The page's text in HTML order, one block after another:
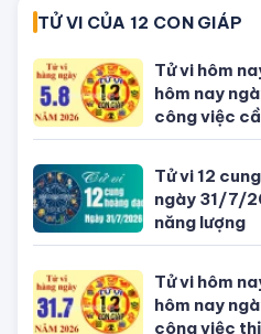
Giờ đẹp, giờ
04/08/2026
nay
Tử vi hôm
hôm nay
công việc
Đang ngồi
xanh) cầm
ông bà